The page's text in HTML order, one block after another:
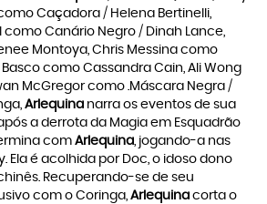
Caçadora / Helena Bertinelli,
Canário Negro / Dinah Lance,
Montoya, Chris Messina como
Basco como Cassandra Cain, Ali Wong
McGregor como .Máscara Negra /
Arlequina narra os eventos de sua
a derrota da Magia em Esquadrão
com Arlequina, jogando-a nas
Ela é acolhida por Doc, o idoso dono
Recuperando-se de seu
com o Coringa, Arlequina corta o